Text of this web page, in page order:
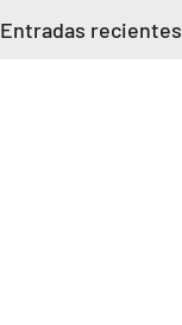
Entradas recientes